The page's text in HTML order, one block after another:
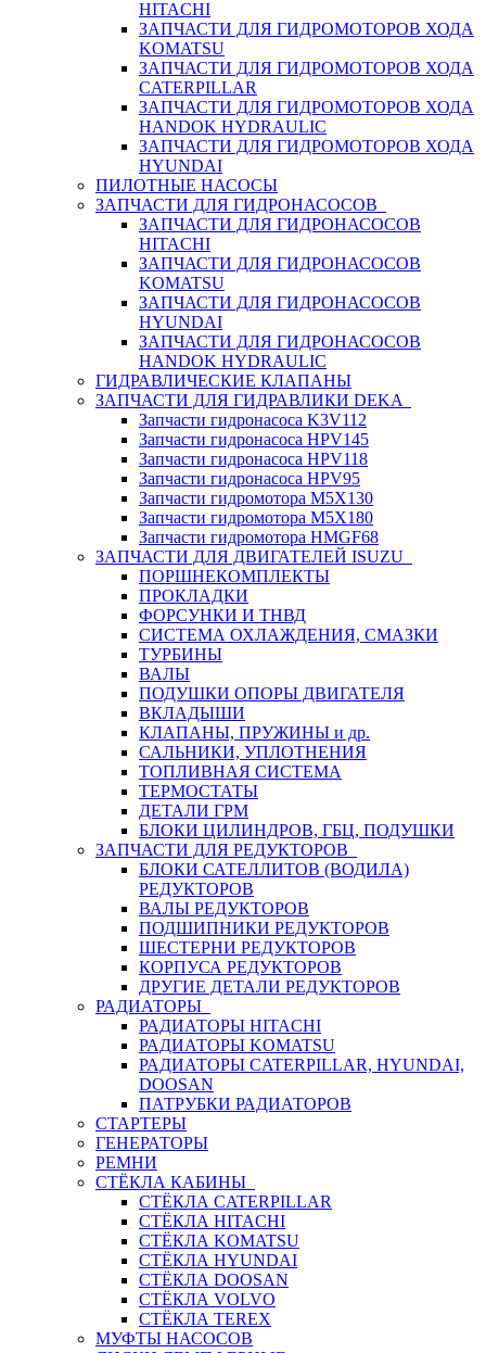
HITACHI
ЗАПЧАСТИ ДЛЯ ГИДРОМОТОРОВ ХОДА
KOMATSU
ЗАПЧАСТИ ДЛЯ ГИДРОМОТОРОВ ХОДА
CATERPILLAR
ЗАПЧАСТИ ДЛЯ ГИДРОМОТОРОВ ХОДА
HANDOK HYDRAULIC
ЗАПЧАСТИ ДЛЯ ГИДРОМОТОРОВ ХОДА
HYUNDAI
ПИЛОТНЫЕ НАСОСЫ
ЗАПЧАСТИ ДЛЯ ГИДРОНАСОСОВ
ЗАПЧАСТИ ДЛЯ ГИДРОНАСОСОВ
HITACHI
ЗАПЧАСТИ ДЛЯ ГИДРОНАСОСОВ
KOMATSU
ЗАПЧАСТИ ДЛЯ ГИДРОНАСОСОВ
HYUNDAI
ЗАПЧАСТИ ДЛЯ ГИДРОНАСОСОВ
HANDOK HYDRAULIC
ГИДРАВЛИЧЕСКИЕ КЛАПАНЫ
ЗАПЧАСТИ ДЛЯ ГИДРАВЛИКИ DEKA
Запчасти гидронасоса K3V112
Запчасти гидронасоса HPV145
Запчасти гидронасоса HPV118
Запчасти гидронасоса HPV95
Запчасти гидромотора M5X130
Запчасти гидромотора M5X180
Запчасти гидромотора HMGF68
ЗАПЧАСТИ ДЛЯ ДВИГАТЕЛЕЙ ISUZU
ПОРШНЕКОМПЛЕКТЫ
ПРОКЛАДКИ
ФОРСУНКИ И ТНВД
СИСТЕМА ОХЛАЖДЕНИЯ, СМАЗКИ
ТУРБИНЫ
ВАЛЫ
ПОДУШКИ ОПОРЫ ДВИГАТЕЛЯ
ВКЛАДЫШИ
КЛАПАНЫ, ПРУЖИНЫ и др.
САЛЬНИКИ, УПЛОТНЕНИЯ
ТОПЛИВНАЯ СИСТЕМА
ТЕРМОСТАТЫ
ДЕТАЛИ ГРМ
БЛОКИ ЦИЛИНДРОВ, ГБЦ, ПОДУШКИ
ЗАПЧАСТИ ДЛЯ РЕДУКТОРОВ
БЛОКИ САТЕЛЛИТОВ (ВОДИЛА)
РЕДУКТОРОВ
ВАЛЫ РЕДУКТОРОВ
ПОДШИПНИКИ РЕДУКТОРОВ
ШЕСТЕРНИ РЕДУКТОРОВ
КОРПУСА РЕДУКТОРОВ
ДРУГИЕ ДЕТАЛИ РЕДУКТОРОВ
РАДИАТОРЫ
РАДИАТОРЫ HITACHI
РАДИАТОРЫ KOMATSU
РАДИАТОРЫ CATERPILLAR, HYUNDAI,
DOOSAN
ПАТРУБКИ РАДИАТОРОВ
СТАРТЕРЫ
ГЕНЕРАТОРЫ
РЕМНИ
СТЁКЛА КАБИНЫ
СТЁКЛА CATERPILLAR
СТЁКЛА HITACHI
СТЁКЛА KOMATSU
СТЁКЛА HYUNDAI
СТЁКЛА DOOSAN
СТЁКЛА VOLVO
СТЁКЛА TEREX
МУФТЫ НАСОСОВ